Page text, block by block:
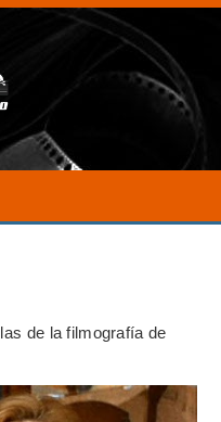
de la filmografía de